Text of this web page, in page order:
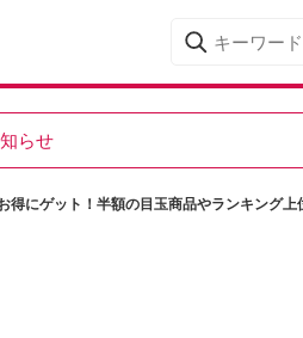
らせ
得にゲット！半額の目玉商品やランキング上